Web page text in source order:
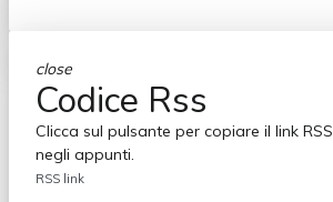
close
Codice Rss
Clicca sul pulsante per copiare il link RSS
negli appunti.
RSS link